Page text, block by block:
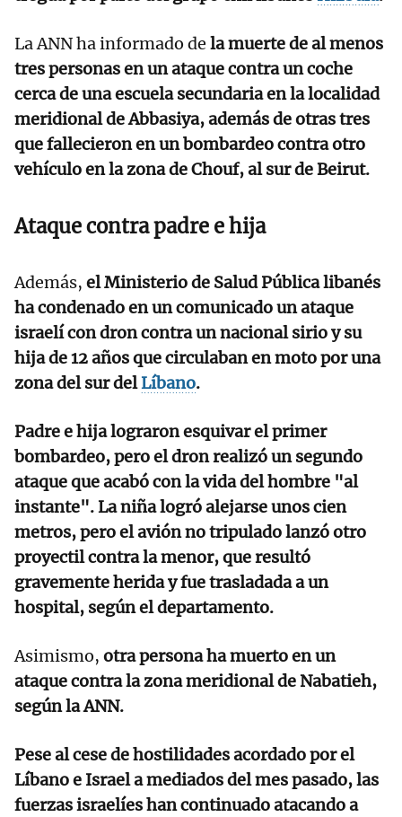
La ANN ha informado de la muerte de al menos
tres personas en un ataque contra un coche
cerca de una escuela secundaria en la localidad
meridional de Abbasiya, además de otras tres
que fallecieron en un bombardeo contra otro
vehículo en la zona de Chouf, al sur de Beirut.
Ataque contra padre e hija
Además, el Ministerio de Salud Pública libanés
ha condenado en un comunicado un ataque
israelí con dron contra un nacional sirio y su
hija de 12 años que circulaban en moto por una
zona del sur delLíbano.
Padre e hija lograron esquivar el primer
bombardeo, pero el dron realizó un segundo
ataque que acabó con la vida del hombre "al
instante". La niña logró alejarse unos cien
metros, pero el avión no tripulado lanzó otro
proyectil contra la menor, que resultó
gravemente herida y fue trasladada a un
hospital, según el departamento.
Asimismo, otra persona ha muerto en un
ataque contra la zona meridional de Nabatieh,
según la ANN.
Pese al cese de hostilidades acordado por el
Líbano e Israel a mediados del mes pasado, las
fuerzas israelíes han continuado atacando a